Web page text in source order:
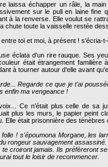
laissa échapper un râle, la
sur le pull en laine fine
à la renverse. Elle voulut se
chute toute la vaisselle restée
toi et moi, à présent ! s'écria-t-
éclata d'un rire rauque. Ses
était étrangement familière
à tourner autour d'elle avant
Regarde ce que je t'ai
enfin ma vengeance !
Ce n'était plus celle de sa
plus les murs, le papier peint
Elle était prisonnière des
! s'époumona Morgane, les
rongeur sauvagement
te croiront jamais. Ils préfèreront
tout le loisir de recommencer.